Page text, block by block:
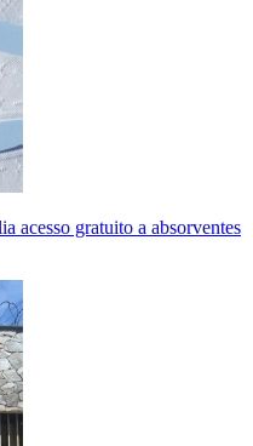
acesso gratuito a absorventes